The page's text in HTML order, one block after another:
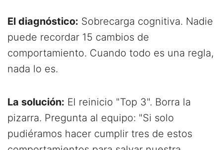
El diagnóstico: Sobrecarga cognitiva. Nadie
puede recordar 15 cambios de
comportamiento. Cuando todo es una regla,
nada lo es.
La solución: El reinicio "Top 3". Borra la
pizarra. Pregunta al equipo: "Si solo
pudiéramos hacer cumplir tres de estos